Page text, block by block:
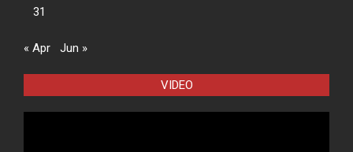
31
« Apr Jun »
VIDEO